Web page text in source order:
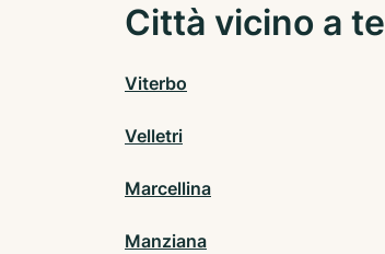
Città vicino a te
Viterbo
Velletri
Marcellina
Manziana